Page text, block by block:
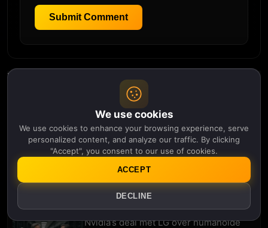
Submit Comment
More in Robotica
Je bezorgrobot is nu een politie-
informant — en de EU wil weten wie
daar toestemming voor gaf
1 maand, 3 weken ago
Neura Robotics haalt 1,4 miljard dollar
op — Europa’s inzet op humanoïde
robots trekt Nvidia, Amazon en een
verrassende investeerder aan
1 maand, 4 weken ago
Nvidia’s deal met LG over humanoïde
We use cookies
We use cookies to enhance your browsing experience, serve
personalized content, and analyze our traffic. By clicking
"Accept", you consent to our use of cookies.
DECLINE
ACCEPT